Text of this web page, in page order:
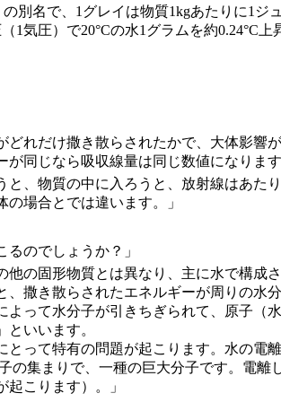
別名で、1グレイは物質1kgあたりに1
1気圧）で20°Cの水1グラムを約0.24°C
どれだけ撒き散らされたかで、大体影
同じなら吸収線量は同じ数値になります
と、物質の中に入ろうと、放射線はあ
場合とでは違います。」
るのでしょうか？」
他の固形物質とは異なり、主に水で構
撒き散らされたエネルギーが周りの水
よって水分子が引きちぎられて、原子
いいます。
とって特有の問題が起こります。水の
の集まりで、一種の巨大分子です。電
こります）。」